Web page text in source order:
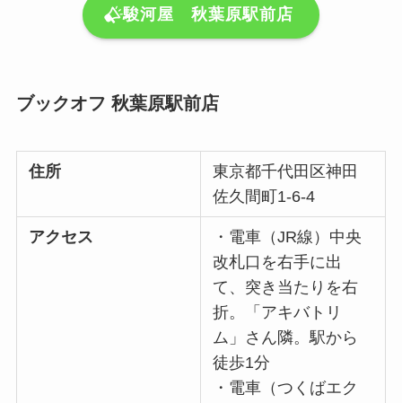
駿河屋 秋葉原駅前店
ブックオフ 秋葉原駅前店
住所
東京都千代田区神田
佐久間町1-6-4
アクセス
・電車（JR線）中央
改札口を右手に出
て、突き当たりを右
折。「アキバトリ
ム」さん隣。駅から
徒歩1分
・電車（つくばエク